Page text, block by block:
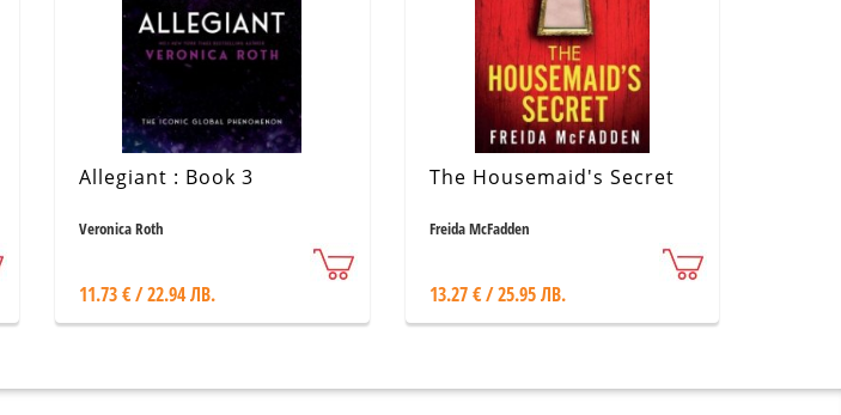
Allegiant : Book 3
Veronica Roth
11.73 € / 22.94 ЛВ.
The Housemaid's Secret
Freida McFadden
13.27 € / 25.95 ЛВ.